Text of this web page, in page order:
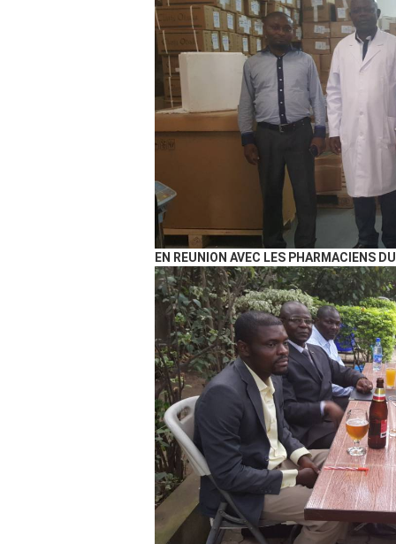
EN REUNION AVEC LES PHARMACIENS